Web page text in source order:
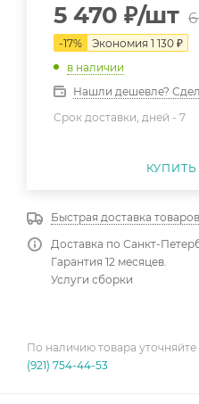
5 470 ₽/шт
-17% Экономия 1 130 ₽
в наличии
Нашли дешевле?
Срок доставки, дней - 7
КУПИТЬ
Быстрая доставка
Доставка по Санкт-
Гарантия 12 месяцев.
Услуги сборки
По наличию товара
(921) 754-44-53